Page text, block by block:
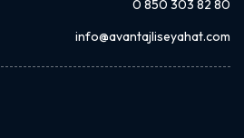
0 850 303 82 80
info@avantajliseyahat.com